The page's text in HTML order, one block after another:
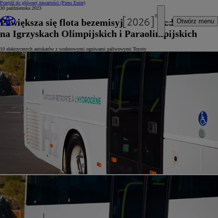
Przejdź do głównej zawartości (Press Enter)
Otwórz menu
30 października 2023
Powiększa się flota bezemisyjnych pojazdów
na Igrzyskach Olimpijskich i Paraolimpijskich
10 elektrycznych autokarów z wodorowymi ogniwami paliwowymi Toyoty